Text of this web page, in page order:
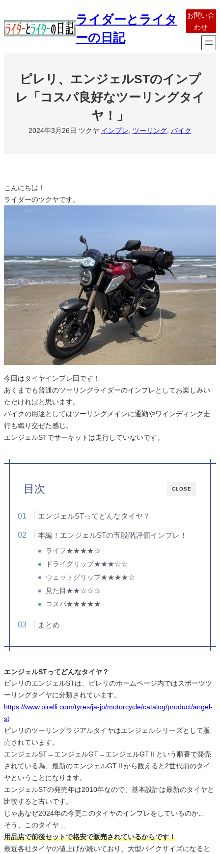
容
を
ライダーとライタ
ーの日記
お問い合
わせ
ピレリ、エンジェルSTのインプ
レ「コスパ良好なツーリングタイ
ヤ！」
2024年3月26日 ツクヤ インプレ, ツーリング, バイク
こんにちは！
ライダーのツクヤです。
今回はタイヤインプレ回です！
あくまでも普通のツーリングライダーのインプレとしてお楽しみい
ただければと思います。
バイクの用途としてはツーリングメインに通勤やワインディング走
行も織り交ぜた感じ。
エンジェルSTでサーキットは走行していないです。
CLOSE
目次
エンジェルSTってどんなタイヤ？
本編！エンジェルSTの五段階評価インプレ！
ライフ★★★★☆
ドライグリップ★★★☆☆
ウェットグリップ★★★★☆
見た目★★☆☆☆
コスパ★★★★★
まとめ
エンジェルSTってどんなタイヤ？
ピレリのエンジェルSTは、ピレリのホームページ内ではスポーツツ
ーリングタイヤに分類されています。
https://www.pirelli.com/tyres/ja-jp/motorcycle/catalog/product/angel-
st
ピレリのツーリングラジアルタイヤはエンジェルシリーズとして販
売されています。
エンジェルST→エンジェルGT→エンジェルGTⅡという順番で発売
されている為、最新のエンジェルGTⅡから数えると2世代前のタイ
ヤということになります。
エンジェルSTの発売年は2010年なので、基本設計は最新のタイヤと
比較すると古いです。
じゃあなぜ2024年の今更このタイヤのインプレをしているのか…
そう、このタイヤ…
用品店で前後セットで格安で販売されているからです！
最近各社タイヤの値上げが続いており、大型バイクサイズになると